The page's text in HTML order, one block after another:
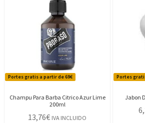
Portes gratis a partir de 69€
Champu Para Barba Citrico Azur Lime
200ml
13,76€ IVA INCLUIDO
Portes
Jabon